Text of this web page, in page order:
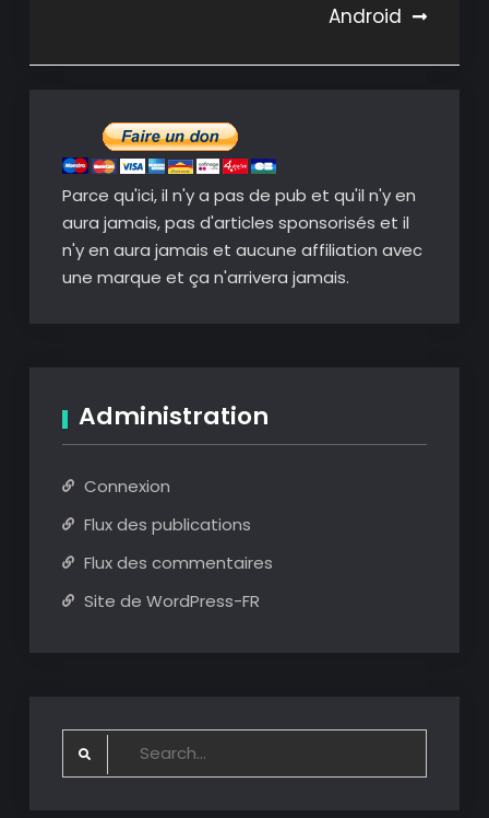
Android
Parce qu'ici, il n'y a pas de pub et qu'il n'y en
aura jamais, pas d'articles sponsorisés et il
n'y en aura jamais et aucune affiliation avec
une marque et ça n'arrivera jamais.
Administration
Connexion
Flux des publications
Flux des commentaires
Site de WordPress-FR
Search